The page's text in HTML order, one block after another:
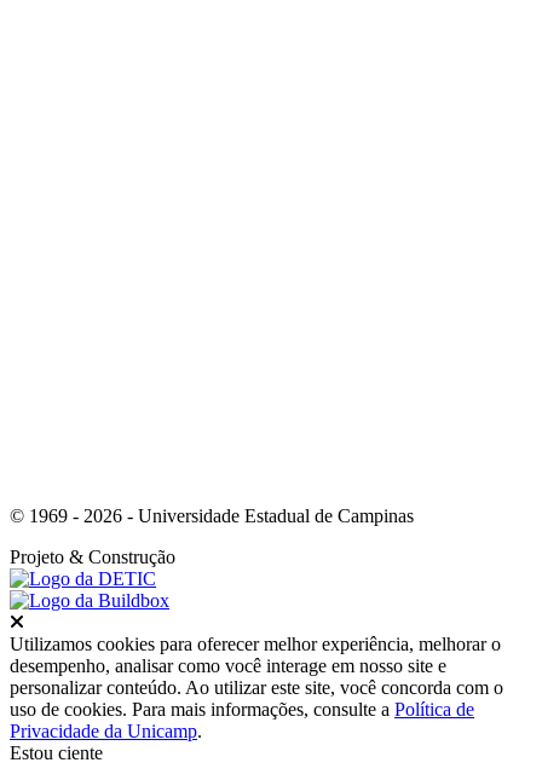
© 1969 - 2026 - Universidade Estadual de Campinas
Projeto & Construção
Utilizamos cookies para oferecer melhor experiência, melhorar o
desempenho, analisar como você interage em nosso site e
personalizar conteúdo. Ao utilizar este site, você concorda com o
uso de cookies. Para mais informações, consulte a Política de
Privacidade da Unicamp.
Estou ciente